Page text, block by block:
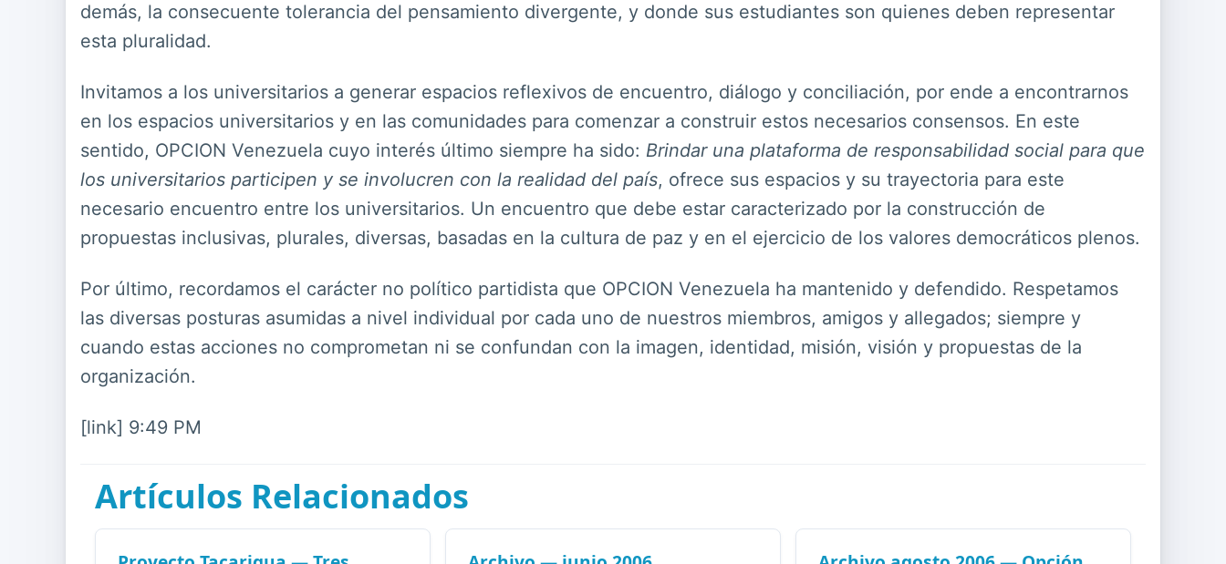
demás, la consecuente tolerancia del pensamiento divergente, y donde sus estudiantes son quienes deben representar
esta pluralidad.
Invitamos a los universitarios a generar espacios reflexivos de encuentro, diálogo y conciliación, por ende a encontrarnos
en los espacios universitarios y en las comunidades para comenzar a construir estos necesarios consensos. En este
sentido, OPCION Venezuela cuyo interés último siempre ha sido: Brindar una plataforma de responsabilidad social para que
los universitarios participen y se involucren con la realidad del país, ofrece sus espacios y su trayectoria para este
necesario encuentro entre los universitarios. Un encuentro que debe estar caracterizado por la construcción de
propuestas inclusivas, plurales, diversas, basadas en la cultura de paz y en el ejercicio de los valores democráticos plenos.
Por último, recordamos el carácter no político partidista que OPCION Venezuela ha mantenido y defendido. Respetamos
las diversas posturas asumidas a nivel individual por cada uno de nuestros miembros, amigos y allegados; siempre y
cuando estas acciones no comprometan ni se confundan con la imagen, identidad, misión, visión y propuestas de la
organización.
[link] 9:49 PM
Artículos Relacionados